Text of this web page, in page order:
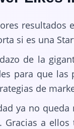
resultados
si es una
de la
para que las
de
ya no
Gracias a